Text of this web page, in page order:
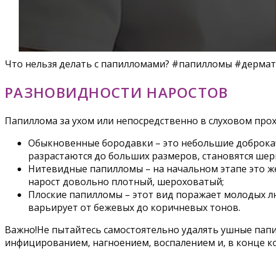
Что нельзя делать с папилломами? #папилломы
РАЗНОВИДНОСТИ НАРОСТОВ
Папиллома за ухом или непосредственно в слуховом
Обыкновенные бородавки – это небольшие
разрастаются до больших размеров, становятся
Нитевидные папилломы – на начальном этапе это
нарост довольно плотный, шероховатый;
Плоские папилломы – этот вид поражает молодых
варьирует от бежевых до коричневых тонов.
Важно!Не пытайтесь самостоятельно удалять ушные
инфицированием, нагноением, воспалением и, в конце